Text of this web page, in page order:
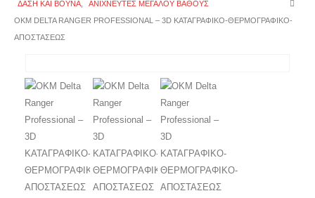
ΔΆΣΗ ΚΑΙ ΒΟΥΝΆ
ΑΝΙΧΝΕΥΤΈΣ ΜΕΓΆΛΟΎ ΒΆΘΟΥΣ
OKM DELTA RANGER PROFESSIONAL – 3D ΚΑΤΑΓΡΑΦΙΚΟ-ΘΕΡΜΟΓΡΑΦΙΚΟ-
ΑΠΟΣΤΑΣΕΩΣ